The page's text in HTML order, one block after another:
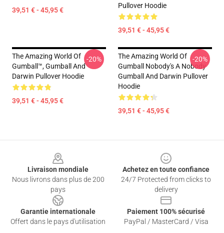
39,51 € - 45,95 €
Pullover Hoodie
39,51 € - 45,95 €
The Amazing World Of
Gumball™, Gumball And
Darwin Pullover Hoodie
39,51 € - 45,95 €
-20%
The Amazing World Of
Gumball Nobody's A Nobody
Gumball And Darwin Pullover
Hoodie
39,51 € - 45,95 €
-20%
Livraison mondiale
Nous livrons dans plus de 200
pays
Achetez en toute confiance
24/7 Protected from clicks to
delivery
Garantie internationale
Offert dans le pays d'utilisation
Paiement 100% sécurisé
PayPal / MasterCard / Visa